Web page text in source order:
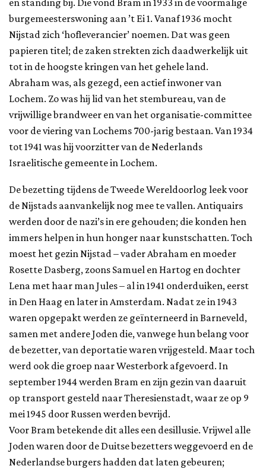
en standing bij. Die vond Bram in 1933 in de voormalige
burgemeesterswoning aan ’t Ei 1. Vanaf 1936 mocht
Nijstad zich ‘hofleverancier’ noemen. Dat was geen
papieren titel; de zaken strekten zich daadwerkelijk uit
tot in de hoogste kringen van het gehele land.
Abraham was, als gezegd, een actief inwoner van
Lochem. Zo was hij lid van het stembureau, van de
vrijwillige brandweer en van het organisatie-committee
voor de viering van Lochems 700-jarig bestaan. Van 1934
tot 1941 was hij voorzitter van de Nederlands
Israelitische gemeente in Lochem.
De bezetting tijdens de Tweede Wereldoorlog leek voor
de Nijstads aanvankelijk nog mee te vallen. Antiquairs
werden door de nazi’s in ere gehouden; die konden hen
immers helpen in hun honger naar kunstschatten. Toch
moest het gezin Nijstad – vader Abraham en moeder
Rosette Dasberg, zoons Samuel en Hartog en dochter
Lena met haar man Jules – al in 1941 onderduiken, eerst
in Den Haag en later in Amsterdam. Nadat ze in 1943
waren opgepakt werden ze geïnterneerd in Barneveld,
samen met andere Joden die, vanwege hun belang voor
de bezetter, van deportatie waren vrijgesteld. Maar toch
werd ook die groep naar Westerbork afgevoerd. In
september 1944 werden Bram en zijn gezin van daaruit
op transport gesteld naar Theresienstadt, waar ze op 9
mei 1945 door Russen werden bevrijd.
Voor Bram betekende dit alles een desillusie. Vrijwel alle
Joden waren door de Duitse bezetters weggevoerd en de
Nederlandse burgers hadden dat laten gebeuren;